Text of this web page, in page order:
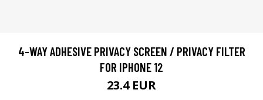
4-WAY ADHESIVE PRIVACY SCREEN / PRIVACY FILTER
FOR IPHONE 12
23.4 EUR